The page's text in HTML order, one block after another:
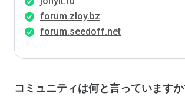
forum.zloy.bz
forum.seedoff.net
コミュニティは何と言っています